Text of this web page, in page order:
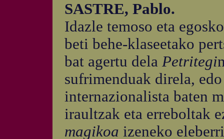
SASTRE, Pablo.
Idazle temoso eta
beti behe-klaseetako
bat agertu dela Petritegi
sufrimenduak direla,
internazionalista baten
iraultzak eta erreboltak
magikoa izeneko